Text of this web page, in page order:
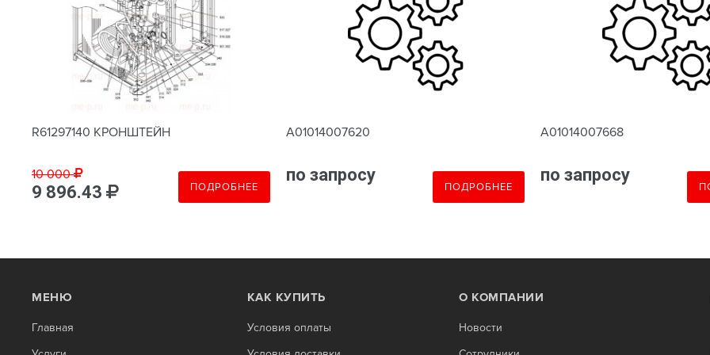
R61297140 КРОНШТЕЙН
10 000
9 896.43 ПОДРОБНЕЕ
A01014007620
по запросу
ПОДРОБНЕЕ
A01014007668
по запросу
МЕНЮ
Главная
КАК КУПИТЬ
Условия оплаты
О КОМПАНИИ
Новости